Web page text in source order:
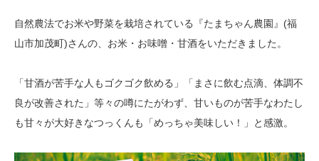
自然農法でお米や野菜を栽培されている『たまちゃん農園』(福
山市加茂町)さんの、お米・お味噌・甘酒をいただきました。
「甘酒が苦手な人もゴクゴク飲める」「まさに飲む点滴、体調不
良が改善された」等々の噂にたがわず、甘いものが苦手なわたし
も甘々が大好きなつっくんも「めっちゃ美味しい！」と感激。